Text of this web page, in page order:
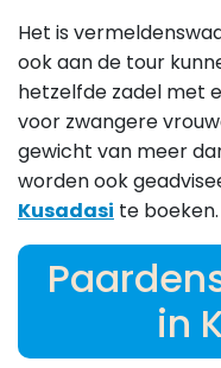
Het is
ook aan de tour
hetzelfde zadel met
voor zwangere
gewicht van meer
worden ook
Kusadasi te boeken.
in